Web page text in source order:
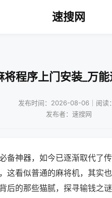
速搜网
程序上门安装_万
发布时间：2026-08-06｜阅读
发布者：速搜网
备神器，如今已逐渐取代了
这看似普通的麻将机，其实
后的那些猫腻，探寻输钱之谜